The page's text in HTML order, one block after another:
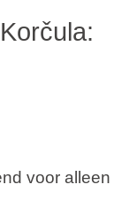
voor alleen